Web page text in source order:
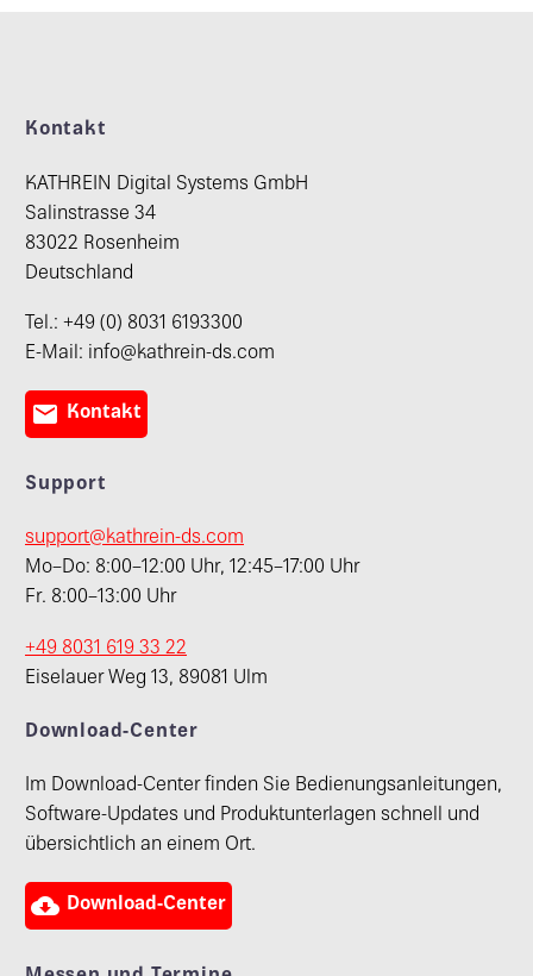
Kontakt
KATHREIN Digital Systems GmbH
Salinstrasse 34
83022 Rosenheim
Deutschland
Tel.: +49 (0) 8031 6193300
E-Mail: info@kathrein-ds.com
 Kontakt
Support
support@kathrein-ds.com
Mo–Do: 8:00–12:00 Uhr, 12:45–17:00 Uhr
Fr. 8:00–13:00 Uhr
+49 8031 619 33 22
Eiselauer Weg 13, 89081 Ulm
Download-Center
Im Download-Center finden Sie Bedienungsanleitungen,
Software-Updates und Produktunterlagen schnell und
übersichtlich an einem Ort.
 Download-Center